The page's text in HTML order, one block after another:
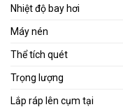
Nhiệt độ bay hơi
Máy nén
Thể tích quét
Trọng lượng
Lắp ráp lên cụm tại